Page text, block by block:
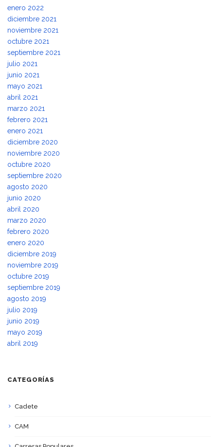
enero 2022
diciembre 2021
noviembre 2021
octubre 2021
septiembre 2021
julio 2021
junio 2021
mayo 2021
abril 2021
marzo 2021
febrero 2021
enero 2021
diciembre 2020
noviembre 2020
octubre 2020
septiembre 2020
agosto 2020
junio 2020
abril 2020
marzo 2020
febrero 2020
enero 2020
diciembre 2019
noviembre 2019
octubre 2019
septiembre 2019
agosto 2019
julio 2019
junio 2019
mayo 2019
abril 2019
CATEGORÍAS
Cadete
CAM